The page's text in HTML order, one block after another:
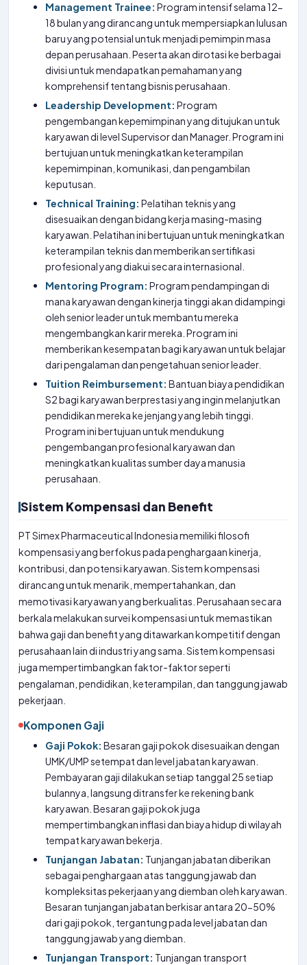
Management Trainee: Program intensif selama 12-
18 bulan yang dirancang untuk mempersiapkan lulusan
baru yang potensial untuk menjadi pemimpin masa
depan perusahaan. Peserta akan dirotasi ke berbagai
divisi untuk mendapatkan pemahaman yang
komprehensif tentang bisnis perusahaan.
Leadership Development: Program
pengembangan kepemimpinan yang ditujukan untuk
karyawan di level Supervisor dan Manager. Program ini
bertujuan untuk meningkatkan keterampilan
kepemimpinan, komunikasi, dan pengambilan
keputusan.
Technical Training: Pelatihan teknis yang
disesuaikan dengan bidang kerja masing-masing
karyawan. Pelatihan ini bertujuan untuk meningkatkan
keterampilan teknis dan memberikan sertifikasi
profesional yang diakui secara internasional.
Mentoring Program: Program pendampingan di
mana karyawan dengan kinerja tinggi akan didampingi
oleh senior leader untuk membantu mereka
mengembangkan karir mereka. Program ini
memberikan kesempatan bagi karyawan untuk belajar
dari pengalaman dan pengetahuan senior leader.
Tuition Reimbursement: Bantuan biaya pendidikan
S2 bagi karyawan berprestasi yang ingin melanjutkan
pendidikan mereka ke jenjang yang lebih tinggi.
Program ini bertujuan untuk mendukung
pengembangan profesional karyawan dan
meningkatkan kualitas sumber daya manusia
perusahaan.
Sistem Kompensasi dan Benefit
PT Simex Pharmaceutical Indonesia memiliki filosofi
kompensasi yang berfokus pada penghargaan kinerja,
kontribusi, dan potensi karyawan. Sistem kompensasi
dirancang untuk menarik, mempertahankan, dan
memotivasi karyawan yang berkualitas. Perusahaan secara
berkala melakukan survei kompensasi untuk memastikan
bahwa gaji dan benefit yang ditawarkan kompetitif dengan
perusahaan lain di industri yang sama. Sistem kompensasi
juga mempertimbangkan faktor-faktor seperti
pengalaman, pendidikan, keterampilan, dan tanggung jawab
pekerjaan.
Komponen Gaji
Gaji Pokok: Besaran gaji pokok disesuaikan dengan
UMK/UMP setempat dan level jabatan karyawan.
Pembayaran gaji dilakukan setiap tanggal 25 setiap
bulannya, langsung ditransfer ke rekening bank
karyawan. Besaran gaji pokok juga
mempertimbangkan inflasi dan biaya hidup di wilayah
tempat karyawan bekerja.
Tunjangan Jabatan: Tunjangan jabatan diberikan
sebagai penghargaan atas tanggung jawab dan
kompleksitas pekerjaan yang diemban oleh karyawan.
Besaran tunjangan jabatan berkisar antara 20-50%
dari gaji pokok, tergantung pada level jabatan dan
tanggung jawab yang diemban.
Tunjangan Transport: Tunjangan transport